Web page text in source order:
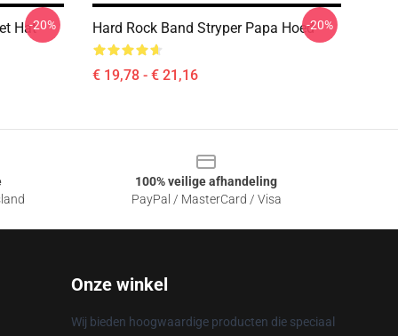
Hat-20% Hard Rock Band Stryper Papa Hoed
€ 19,78 - € 21,16
-20%
100% veilige afhandeling
PayPal / MasterCard / Visa
Onze winkel
Wij bieden hoogwaardige producten die speciaal